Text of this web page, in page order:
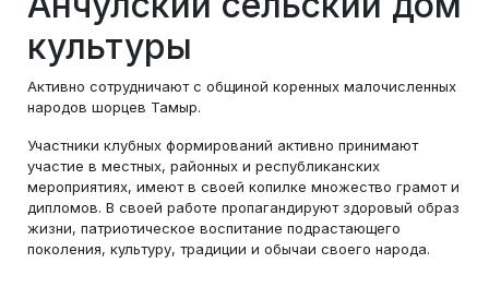
культуры
Активно сотрудничают с общиной коренных малочисленных
народов шорцев Тамыр.
Участники клубных формирований активно принимают
участие в местных, районных и республиканских
мероприятиях, имеют в своей копилке множество грамот и
дипломов. В своей работе пропагандируют здоровый образ
жизни, патриотическое воспитание подрастающего
поколения, культуру, традиции и обычаи своего народа.